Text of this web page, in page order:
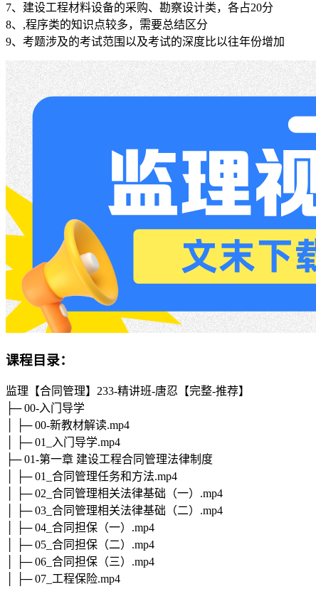
7、建设工程材料设备的采购、勘察设计类，各占20分
8、,程序类的知识点较多，需要总结区分
9、考题涉及的考试范围以及考试的深度比以往年份增加
课程目录：
监理【合同管理】233-精讲班-唐忍【完整-推荐】
├─ 00-入门导学
│ ├─ 00-新教材解读.mp4
│ ├─ 01_入门导学.mp4
├─ 01-第一章 建设工程合同管理法律制度
│ ├─ 01_合同管理任务和方法.mp4
│ ├─ 02_合同管理相关法律基础（一）.mp4
│ ├─ 03_合同管理相关法律基础（二）.mp4
│ ├─ 04_合同担保（一）.mp4
│ ├─ 05_合同担保（二）.mp4
│ ├─ 06_合同担保（三）.mp4
│ ├─ 07_工程保险.mp4